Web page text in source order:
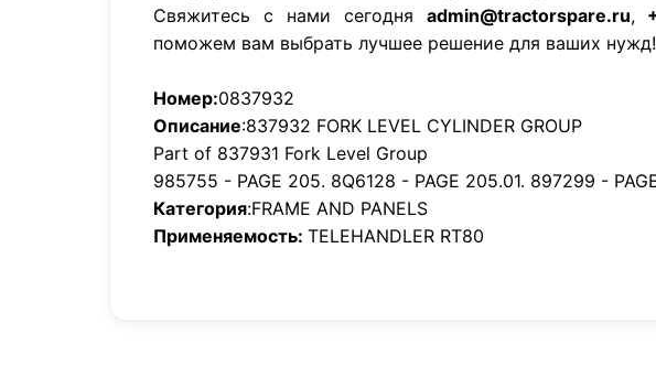
Свяжитесь с нами сегодня admin@tractorspare.ru,
поможем вам выбрать лучшее решение для ваших нужд!
Номер:0837932
Описание:837932 FORK LEVEL CYLINDER GROUP
Part of 837931 Fork Level Group
985755 - PAGE 205. 8Q6128 - PAGE 205.01. 897299 -
Категория:FRAME AND PANELS
Применяемость: TELEHANDLER RT80